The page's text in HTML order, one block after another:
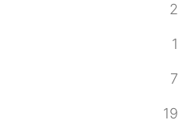
2
1
7
19